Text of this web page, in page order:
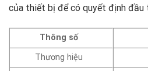
của thiết bị để có quyết định đầu
Thông số
Thương hiệu